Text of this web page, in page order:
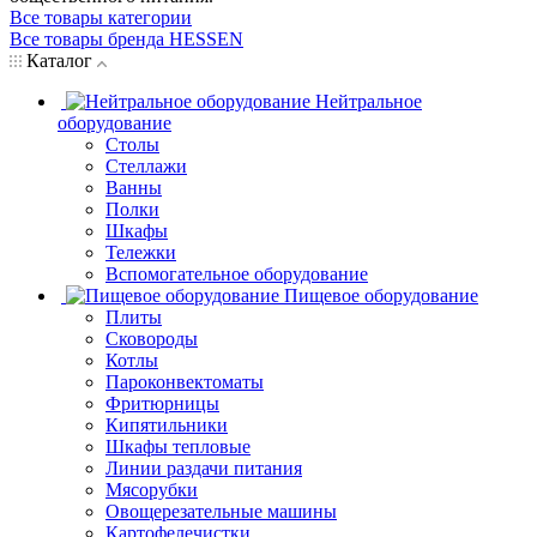
Все товары категории
Все товары бренда HESSEN
Каталог
Нейтральное
оборудование
Столы
Стеллажи
Ванны
Полки
Шкафы
Тележки
Вспомогательное оборудование
Пищевое оборудование
Плиты
Сковороды
Котлы
Пароконвектоматы
Фритюрницы
Кипятильники
Шкафы тепловые
Линии раздачи питания
Мясорубки
Овощерезательные машины
Картофелечистки